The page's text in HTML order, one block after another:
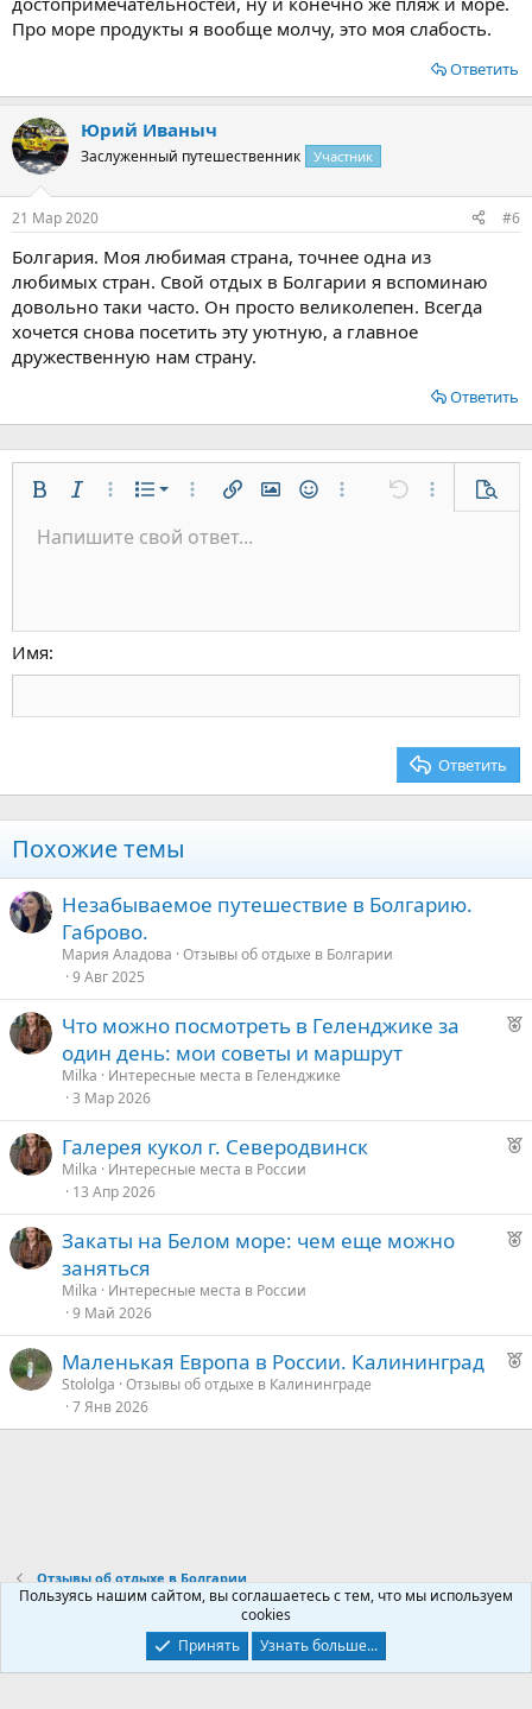
Про море продукты я вообще молчу, это моя слабость.
Ответить
Юрий Иваныч
Заслуженный путешественник Участник
21 Мар 2020 #6
Болгария. Моя любимая страна, точнее одна из
любимых стран. Свой отдых в Болгарии я вспоминаю
довольно таки часто. Он просто великолепен. Всегда
хочется снова посетить эту уютную, а главное
дружественную нам страну.
Ответить
ЖирныйКурсивДополнительно...
СписокНумерованный список
Маркированный список
Дополнительно...
Вставить ссылку
Вставить изображение
СмайлыДополнительно...
Отменить
Размер шрифта
9
18
22
Цвет текста
Шрифт Arial
Tahoma
Times New Roman
Зачёркнутый
Подчёркнутый
Однострочный код
ВыравниваниеПо левому краю
Формат параграфа
Обычный
Заголовок 2
Заголовок 3
ЦитатаМедиаВставить таблицу
Вставить горизонтальную линию
Спойлер
Код
Повторить
Переключить режим работы редактора
Удалить форматирование
ЧерновикиСохранить черновик
Напишите свой ответ...
Имя
Ответить
Похожие темы
Незабываемое путешествие в Болгарию.
Габрово.
Мария Аладова Отзывы об отдыхе в Болгарии
9 Авг 2025
Р
е
у
Что можно посмотреть в Геленджике за
один день: мои советы и маршрут
Milka
Интересные места в Геленджике
3 Мар 2026
Р
о
у
Галерея кукол г. Северодвинск
Milka
Интересные места в России
13 Апр 2026
Р
е
у
Закаты на Белом море: чем еще можно
заняться
Milka
Интересные места в России
9 Май 2026
Р
о
е
Маленькая Европа в России. Калининград
Stololga Отзывы об отдыхе в Калининграде
7 Янв 2026
Отзывы об отдыхе в Болгарии
Условия и правила
Политика конфиденциальности
Главная
R
Пользуясь нашим сайтом, вы соглашаетесь с тем, что мы используем
cookies
Принять
Узнать больше...